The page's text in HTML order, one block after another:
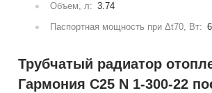
Объем, л: 3.74
Паспортная мощность при Δt70, Вт:
Трубчатый радиатор
Гармония С25 N 1-300-22